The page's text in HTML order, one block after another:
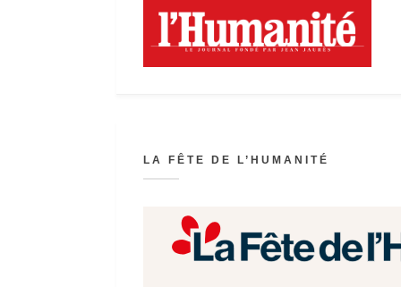
LA FÊTE DE L’HUMANITÉ